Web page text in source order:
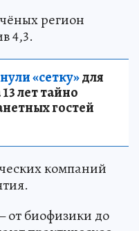
регион
4,3.
«сетку»для
лет тайно
гостей
компаний
от биофизики до